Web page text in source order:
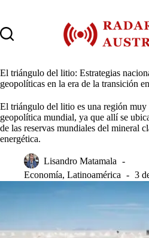
contenido
El triángulo del litio: Estrategias
geopolíticas en la era de la transición
El triángulo del litio es una región muy
geopolítica mundial, ya que allí se
de las reservas mundiales del mineral
energética.
Lisandro Matamala
Economía, Latinoamérica 3